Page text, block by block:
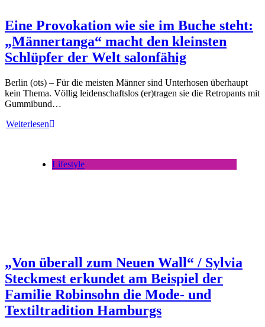
Eine Provokation wie sie im Buche steht:
„Männertanga“ macht den kleinsten
Schlüpfer der Welt salonfähig
Berlin (ots) – Für die meisten Männer sind Unterhosen überhaupt
kein Thema. Völlig leidenschaftslos (er)tragen sie die Retropants mit
Gummibund…
Weiterlesen
Lifestyle
„Von überall zum Neuen Wall“ / Sylvia
Steckmest erkundet am Beispiel der
Familie Robinsohn die Mode- und
Textiltradition Hamburgs